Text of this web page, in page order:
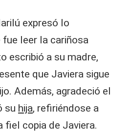
expresó lo
leer la cariñosa
escribió a su madre,
que Javiera sigue
Además, agradeció el
su hija, refiriéndose a
fiel copia de Javiera.